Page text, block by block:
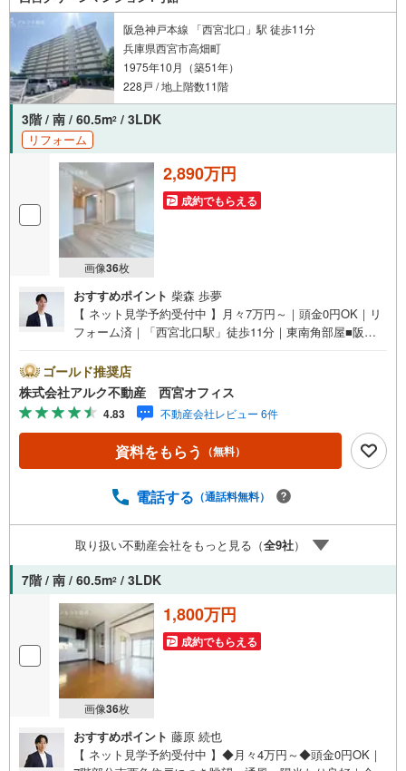
■ウィル不動産販売 定休日なし■
本日見学可/新規リフォーム済/
広田小10分/上ヶ原中12分
◇南西側前面に棟無し！
◇日当たり眺望良好！
◇敷地内駐車場空き有り！
■2023年9月中旬新規リフォーム済！
キッチンコンロ・洗面台・浴室シャワーホースヘッド新規交換、クロス全
面張替、LDK・廊下床張替、和室畳表替・障子・襖張替、建具新調、ハウ
スクリーニング、その他照明交換・リペア等
■上記他過去リフォーム履歴多数のため室内美麗！
阪急神戸本線 「西宮北口」駅 徒歩11分
兵庫県西宮市高畑町
1975年10月（築51年）
228戸 / 地上階数11階
3階 / 南 / 60.5m2 / 3LDK
リフォーム
画像36枚
2,890万円
成約でもらえる
おすすめポイント 柴森 歩夢
【 ネット見学予約受付中 】月々7万円～｜頭金0円OK｜リ
フォーム済｜「西宮北口駅」徒歩11分｜東南角部屋■阪急
につき陽当たり・通風良好！■各居室に収納を備えた使いや
すい3LDK！■小・中学校が徒歩7分圏内で通学も安心！■総
戸数228戸のビッグコミュニティ！【リフォーム内容（202
6年7月下旬完成）】＜水回り新規交換＞システムキッチン/
ユニットバス/洗面化粧台/トイレ＜内装＞建具交換/フロー
リング張替え/クロス張替え/ハウスクリーニングほか【 ア
の立地に店舗を構えております。掲載中の物件に限らず、
ま連れでも安心してご来店いただけます。住宅ローンに強
く、事前審査のサポートや金融機関のご提案、お客様一人
ひとりに合わせた無理のない資金計画のご提案までトータ
ルでサポートいたします。ローンに不安のある方もお気軽
にご相談ください。
ゴールド推奨店
株式会社アルク不動産 西宮オフィス
4.83 不動産会社レビュー 6件
資料をもらう （無料）
電話する （通話料無料）
取り扱い不動産会社をもっと見る（全9社）
7階 / 南 / 60.5m2 / 3LDK
画像36枚
1,800万円
成約でもらえる
おすすめポイント 藤原 続也
【 ネット見学予約受付中 】◆月々4万円～◆頭金0円OK｜